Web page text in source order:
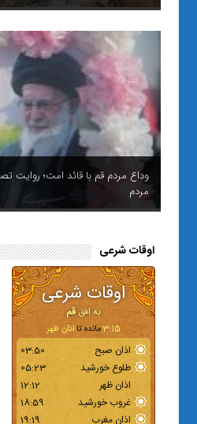
وداع مردم قم با قائد امت؛ روایت
مردم
اوقات شرعی